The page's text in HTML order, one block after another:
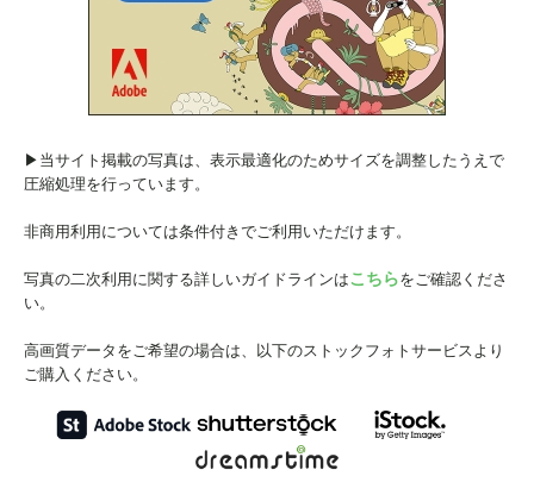
▶︎当サイト掲載の写真は、表示最適化のためサイズを調整したうえで
圧縮処理を行っています。
非商用利用については条件付きでご利用いただけます。
写真の二次利用に関する詳しいガイドラインはこちらをご確認くださ
い。
高画質データをご希望の場合は、以下のストックフォトサービスより
ご購入ください。